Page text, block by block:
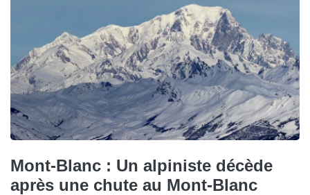
Mont-Blanc : Un alpiniste décède
après une chute au Mont-Blanc